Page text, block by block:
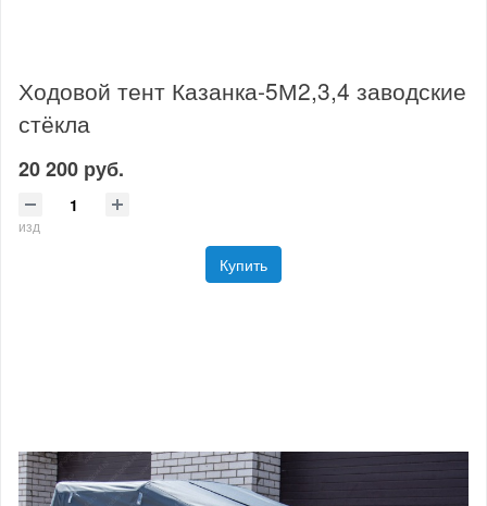
Ходовой тент Казанка-5М2,3,4 заводские
стёкла
20 200 руб.
изд
Купить